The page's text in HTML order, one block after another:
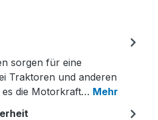
sorgen für eine
Traktoren und anderen
es die Motorkraft… Mehr